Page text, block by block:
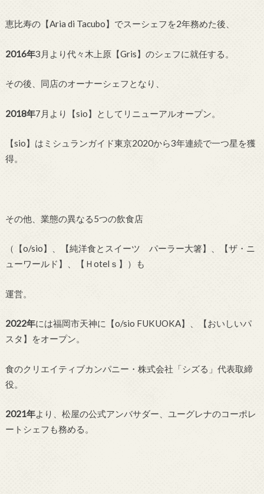
恵比寿の【Aria di Tacubo】でスーシェフを2年務めた後、
2016年3月より代々木上原【Gris】のシェフに就任する。
その後、同店のオーナーシェフとなり、
2018年7月より【sio】としてリニューアルオープン。
【sio】はミシュランガイド東京2020から3年連続で一つ星を獲
得。
その他、業態の異なる5つの飲食店
（【o/sio】、【純洋食とスイーツ パーラー大箸】、【ザ・ニ
ューワールド】、【Ｈotelｓ】）も
運営。
2022年には福岡市天神に【o/sio FUKUOKA】、【おいしいパ
スタ】をオープン。
食のクリエイティブカンパニー・株式会社「シズる」代表取締
役。
2021年より、松屋の公式アンバサダー、ユーグレナのコーポレ
ートシェフも務める。